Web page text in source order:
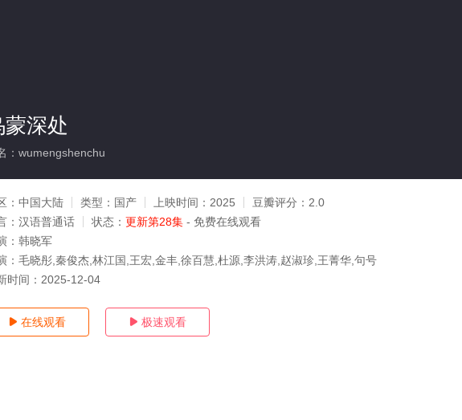
蒙深处
：wumengshenchu
： 中国大陆 类型： 国产 上映时间： 2025 豆瓣评分： 2.0
： 汉语普通话 状态： 更新第28集 - 免费在线观看
： 韩晓军
： 毛晓彤,秦俊杰,林江国,王宏,金丰,徐百慧,杜源,李洪涛,赵淑珍,王菁华,句号
时间： 2025-12-04
 在线观看  极速观看